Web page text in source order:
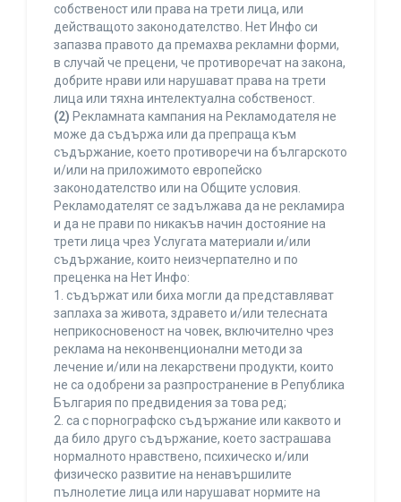
собственост или права на трети лица, или
действащото законодателство. Нет Инфо си
запазва правото да премахва рекламни форми,
в случай че прецени, че противоречат на закона,
добрите нрави или нарушават права на трети
лица или тяхна интелектуална собственост.
(2) Рекламната кампания на Рекламодателя не
може да съдържа или да препраща към
съдържание, което противоречи на българското
и/или на приложимото европейско
законодателство или на Общите условия.
Рекламодателят се задължава да не рекламира
и да не прави по никакъв начин достояние на
трети лица чрез Услугата материали и/или
съдържание, които неизчерпателно и по
преценка на Нет Инфо:
1. съдържат или биха могли да представляват
заплаха за живота, здравето и/или телесната
неприкосновеност на човек, включително чрез
реклама на неконвенционални методи за
лечение и/или на лекарствени продукти, които
не са одобрени за разпространение в Република
България по предвидения за това ред;
2. са с порнографско съдържание или каквото и
да било друго съдържание, което застрашава
нормалното нравствено, психическо и/или
физическо развитие на ненавършилите
пълнолетие лица или нарушават нормите на